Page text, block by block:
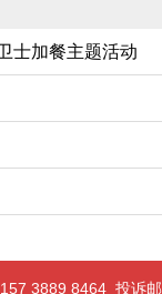
士加餐主题活动
3889 8464 投诉邮